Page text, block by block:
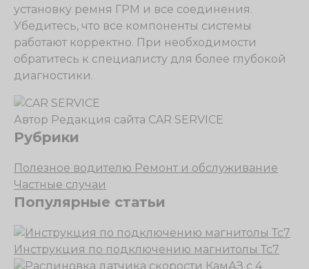
установку ремня ГРМ и все соединения.
Убедитесь, что все компоненты системы
работают корректно. При необходимости
обратитесь к специалисту для более глубокой
диагностики.
Автор Редакция сайта CAR SERVICE
Рубрики
Полезное водителю Ремонт и обслуживание
Частные случаи
Популярные статьи
Инструкция по подключению магнитолы Тс7